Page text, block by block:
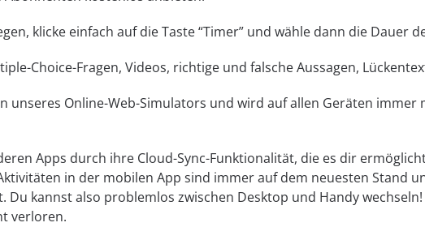
klicke einfach auf die Taste “Timer” und wähle dann die Dauer
Choice-Fragen, Videos, richtige und falsche Aussagen,
unseres Online-Web-Simulators und wird auf allen Geräten immer
Apps durch ihre Cloud-Sync-Funktionalität, die es dir
in der mobilen App sind immer auf dem neuesten Stand
kannst also problemlos zwischen Desktop und Handy
verloren.